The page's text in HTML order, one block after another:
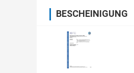
BESCHEINIGUNG